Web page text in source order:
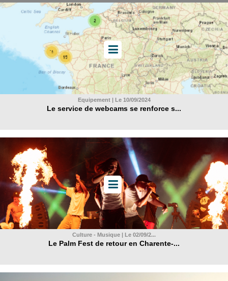
Equipement | Le 10/09/2024
Le service de webcams se renforce s...
Culture - Musique | Le 02/09/2...
Le Palm Fest de retour en Charente-...